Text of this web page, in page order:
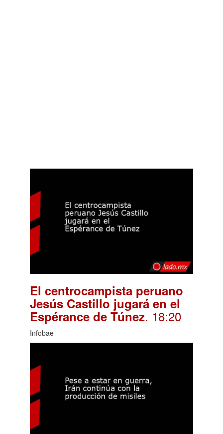
El centrocampista peruano
Jesús Castillo jugará en el
Espérance de Túnez. 18:20
Infobae